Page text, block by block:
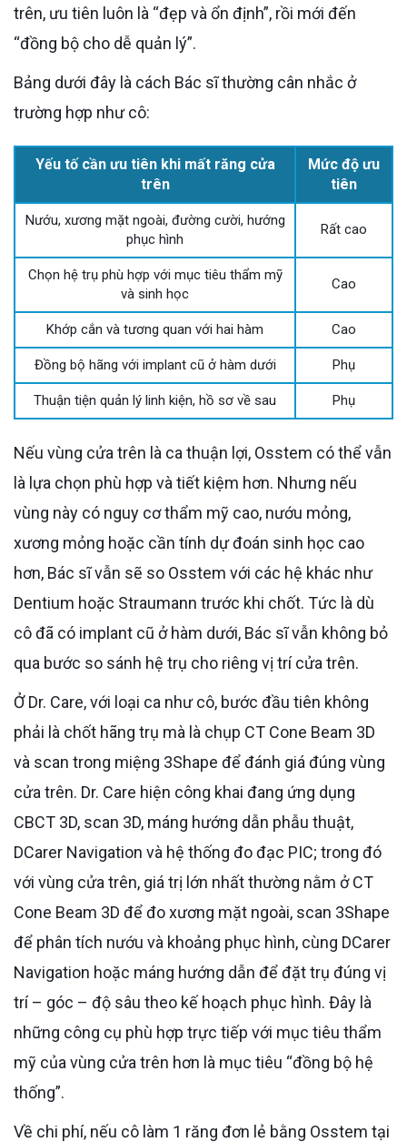
trên, ưu tiên luôn là “đẹp và ổn định”, rồi mới đến
“đồng bộ cho dễ quản lý”.
Bảng dưới đây là cách Bác sĩ thường cân nhắc ở
trường hợp như cô:
Yếu tố cần ưu tiên khi mất răng cửa
trên
Mức độ ưu
tiên
Nướu, xương mặt ngoài, đường cười, hướng
phục hình
Rất cao
Chọn hệ trụ phù hợp với mục tiêu thẩm mỹ
và sinh học
Cao
Khớp cắn và tương quan với hai hàm Cao
Đồng bộ hãng với implant cũ ở hàm dưới Phụ
Thuận tiện quản lý linh kiện, hồ sơ về sau Phụ
Nếu vùng cửa trên là ca thuận lợi, Osstem có thể vẫn
là lựa chọn phù hợp và tiết kiệm hơn. Nhưng nếu
vùng này có nguy cơ thẩm mỹ cao, nướu mỏng,
xương mỏng hoặc cần tính dự đoán sinh học cao
hơn, Bác sĩ vẫn sẽ so Osstem với các hệ khác như
Dentium hoặc Straumann trước khi chốt. Tức là dù
cô đã có implant cũ ở hàm dưới, Bác sĩ vẫn không bỏ
qua bước so sánh hệ trụ cho riêng vị trí cửa trên.
Ở Dr. Care, với loại ca như cô, bước đầu tiên không
phải là chốt hãng trụ mà là chụp CT Cone Beam 3D
và scan trong miệng 3Shape để đánh giá đúng vùng
cửa trên. Dr. Care hiện công khai đang ứng dụng
CBCT 3D, scan 3D, máng hướng dẫn phẫu thuật,
DCarer Navigation và hệ thống đo đạc PIC; trong đó
với vùng cửa trên, giá trị lớn nhất thường nằm ở CT
Cone Beam 3D để đo xương mặt ngoài, scan 3Shape
để phân tích nướu và khoảng phục hình, cùng DCarer
Navigation hoặc máng hướng dẫn để đặt trụ đúng vị
trí – góc – độ sâu theo kế hoạch phục hình. Đây là
những công cụ phù hợp trực tiếp với mục tiêu thẩm
mỹ của vùng cửa trên hơn là mục tiêu “đồng bộ hệ
thống”.
Về chi phí, nếu cô làm 1 răng đơn lẻ bằng Osstem tại